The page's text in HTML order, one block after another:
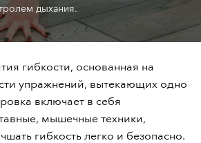
дыхания.
гибкости, основанная на
упражнений, вытекающих одно
включает в себя
мышечные техники,
гибкость легко и безопасно.